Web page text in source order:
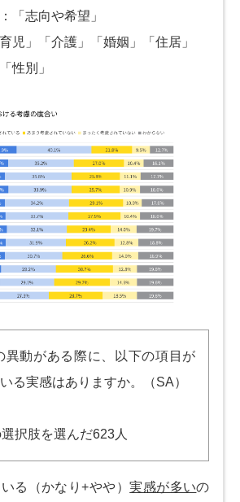
「志向や希望」
児」「介護」「婚姻」「住居」
性別」
異動がある際に、以下の項目が
る実感はありますか。（SA）
択肢を選んだ623人
る（かなり+やや）実感が多いの